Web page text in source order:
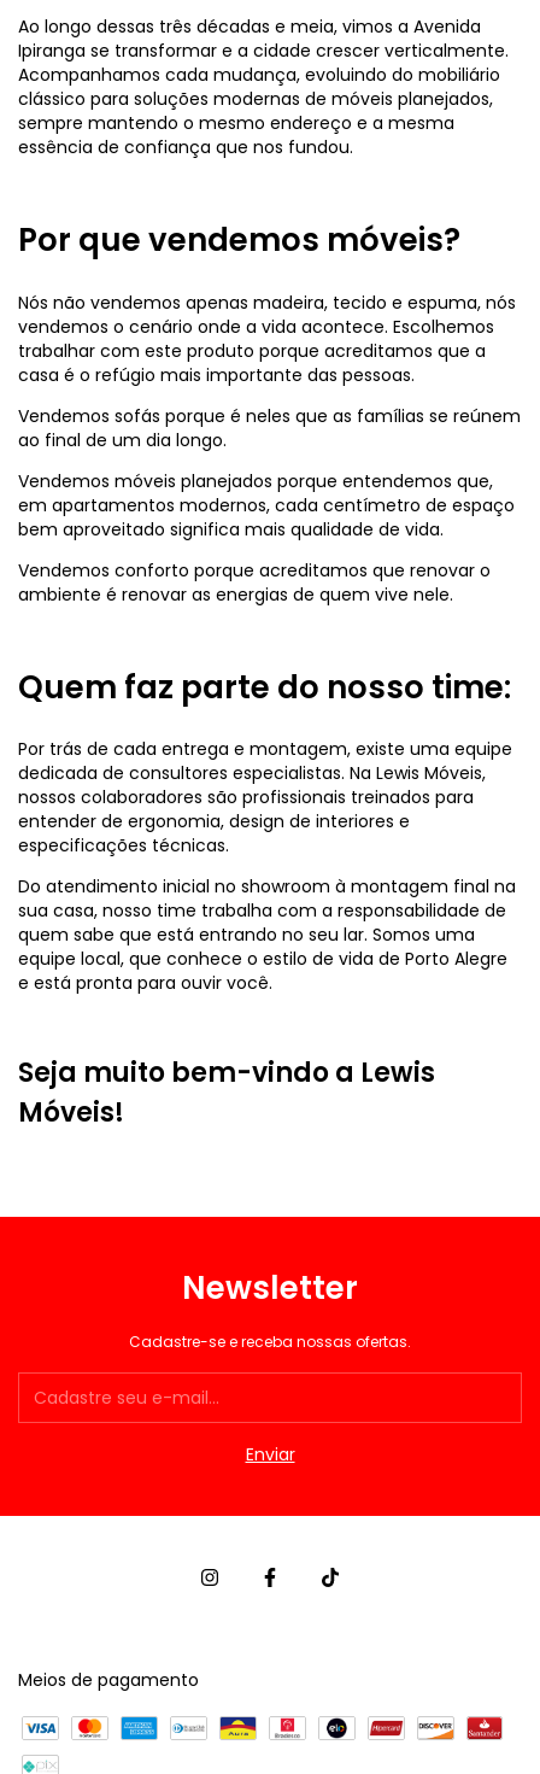
Ao longo dessas três décadas e meia, vimos a Avenida
Ipiranga se transformar e a cidade crescer verticalmente.
Acompanhamos cada mudança, evoluindo do mobiliário
clássico para soluções modernas de móveis planejados,
sempre mantendo o mesmo endereço e a mesma
essência de confiança que nos fundou.
Por que vendemos móveis?
Nós não vendemos apenas madeira, tecido e espuma, nós
vendemos o cenário onde a vida acontece. Escolhemos
trabalhar com este produto porque acreditamos que a
casa é o refúgio mais importante das pessoas.
Vendemos sofás porque é neles que as famílias se reúnem
ao final de um dia longo.
Vendemos móveis planejados porque entendemos que,
em apartamentos modernos, cada centímetro de espaço
bem aproveitado significa mais qualidade de vida.
Vendemos conforto porque acreditamos que renovar o
ambiente é renovar as energias de quem vive nele.
Quem faz parte do nosso time:
Por trás de cada entrega e montagem, existe uma equipe
dedicada de consultores especialistas. Na Lewis Móveis,
nossos colaboradores são profissionais treinados para
entender de ergonomia, design de interiores e
especificações técnicas.
Do atendimento inicial no showroom à montagem final na
sua casa, nosso time trabalha com a responsabilidade de
quem sabe que está entrando no seu lar. Somos uma
equipe local, que conhece o estilo de vida de Porto Alegre
e está pronta para ouvir você.
Seja muito bem-vindo a Lewis
Móveis!
Newsletter
Cadastre-se e receba nossas ofertas.
Meios de pagamento